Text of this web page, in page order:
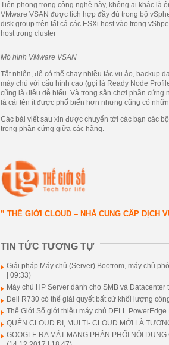
Tiên phong trong công nghệ này, không ai khác là
VMware VSAN được tích hợp đầy đủ trong bộ
disk group trên tất cả các ESXi host vào trong
host trong cluster
Mô hình VMware VSAN
Tất nhiên, để có thể chạy nhiều tác vụ ảo, backup
máy chủ với cấu hình cao (gọi là Ready Node
cũng là điều dễ hiểu. Và trong sân chơi phần cứng
là cái tên ít được phổ biến hơn nhưng cũng có
Các bài viết sau xin được chuyển tới các bạn các
trong phần cứng giữa các hãng.
” THẾ GIỚI CLOUD – NHÀ CUNG CẤP DỊCH
TIN TỨC TƯƠNG TỰ
Giải pháp Máy chủ (Server) Bootrom, máy chủ
| 09:33)
Máy chủ HP Server dành cho SMB và Datacenter
Dell R730 có thể giải quyết bất cứ khối lượng
Thế Giới Số giới thiệu máy chủ DELL PowerEdge
QUÊN CLOUD ĐI, MULTI- CLOUD MỚI LÀ
GOOGLE RA MẮT MẠNG PHÂN PHỐI NỘI